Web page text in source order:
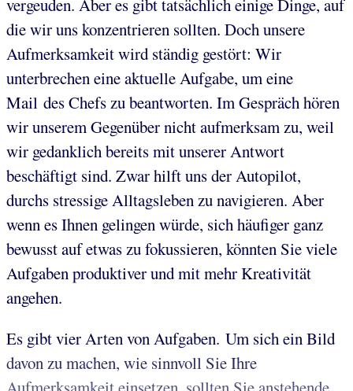
vergeuden. Aber es gibt tatsächlich einige Dinge, auf
die wir uns konzentrieren sollten. Doch unsere
Aufmerksamkeit wird ständig gestört: Wir
unterbrechen eine aktuelle Aufgabe, um eine
Mail des Chefs zu beantworten. Im Gespräch hören
wir unserem Gegenüber nicht aufmerksam zu, weil
wir gedanklich bereits mit unserer Antwort
beschäftigt sind. Zwar hilft uns der Autopilot,
durchs stressige Alltagsleben zu navigieren. Aber
wenn es Ihnen gelingen würde, sich häufiger ganz
bewusst auf etwas zu fokussieren, könnten Sie viele
Aufgaben produktiver und mit mehr Kreativität
angehen.
Es gibt vier Arten von Aufgaben. Um sich ein Bild
davon zu machen, wie sinnvoll Sie Ihre